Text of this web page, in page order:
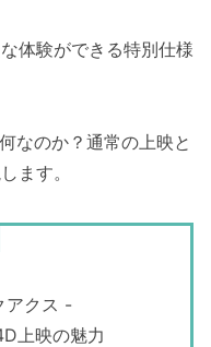
体験ができる特別仕様
なのか？通常の上映と
ます。
アクス -
上映の魅力